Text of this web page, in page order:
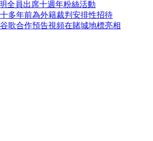
全員出席十週年粉絲活動
多年前為外籍裁判安排性招待
歌合作預告視頻在賭城地標亮相